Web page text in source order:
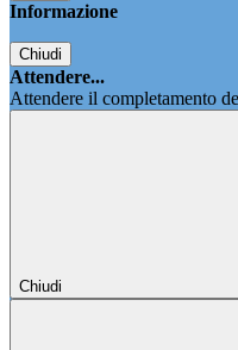
Informazione
Chiudi
Attendere...
Attendere il completamento
Chiudi